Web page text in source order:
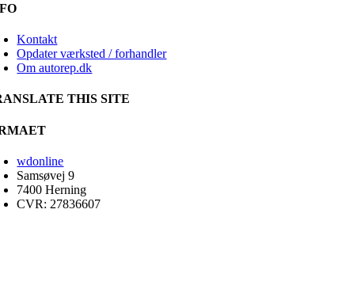
Kontakt
Opdater værksted / forhandler
Om autorep.dk
THIS SITE
wdonline
Samsøvej 9
7400 Herning
CVR: 27836607